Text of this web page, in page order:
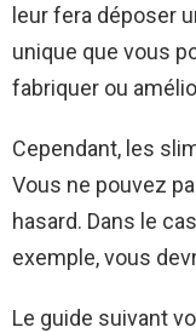
leur fera déposer
unique que vous
fabriquer ou
Cependant, les
Vous ne pouvez
hasard. Dans le
exemple, vous
Le guide suivant